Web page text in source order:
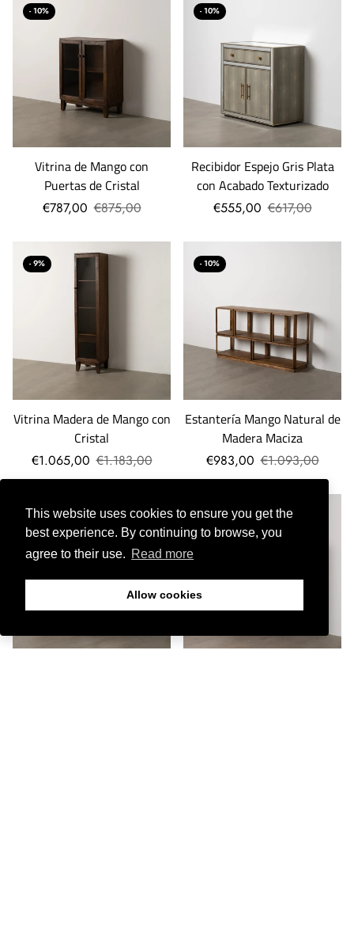
This website uses cookies to ensure you get the
best experience. By continuing to browse, you
agree to their use. Read more
Allow cookies
- 10%
Vitrina de Mango con
Puertas de Cristal
€787,00 €875,00
- 10%
Recibidor Espejo Gris Plata
con Acabado Texturizado
€555,00 €617,00
- 9%
Vitrina Madera de Mango con
Cristal
€1.065,00 €1.183,00
- 10%
Estantería Mango Natural de
Madera Maciza
€983,00 €1.093,00
- 10% - 9%